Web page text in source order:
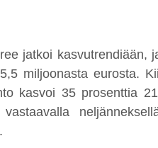
jatkoi kasvutrendiään,
miljoonasta eurosta.
kasvoi 35 prosenttia